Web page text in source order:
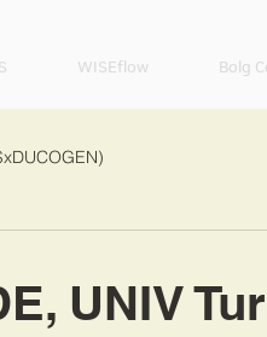
WISEflow Bolg
랩보이x듀코젠
UNIV